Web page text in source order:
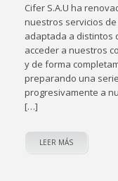
Cifer S.A.U ha
nuestros servicios
adaptada a distintos
acceder a nuestros
y de forma
preparando una
progresivamente a
[…]
LEER MÁS